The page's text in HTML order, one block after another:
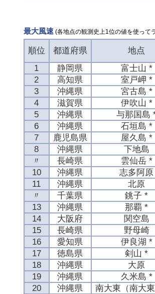
最大風速(各地点の観測史上1位の値を使って
順位 都道府県 地点
1
静岡県 富士山 *
2
高知県 室戸岬 *
3
沖縄県 宮古島 *
4
滋賀県 伊吹山 *
5
沖縄県 与那国島
6
沖縄県 石垣島 *
7
鹿児島県 屋久島 *
8
沖縄県 下地島
〃
長崎県 雲仙岳 *
10
沖縄県 志多阿原
11
沖縄県 北原
〃
千葉県 銚子 *
13
沖縄県 那覇 *
14
大阪府 関空島
15
長崎県 野母崎
16
愛知県 伊良湖 *
17
徳島県 剣山 *
18
沖縄県 大原
19
沖縄県 久米島 *
20
沖縄県 南大東（南大